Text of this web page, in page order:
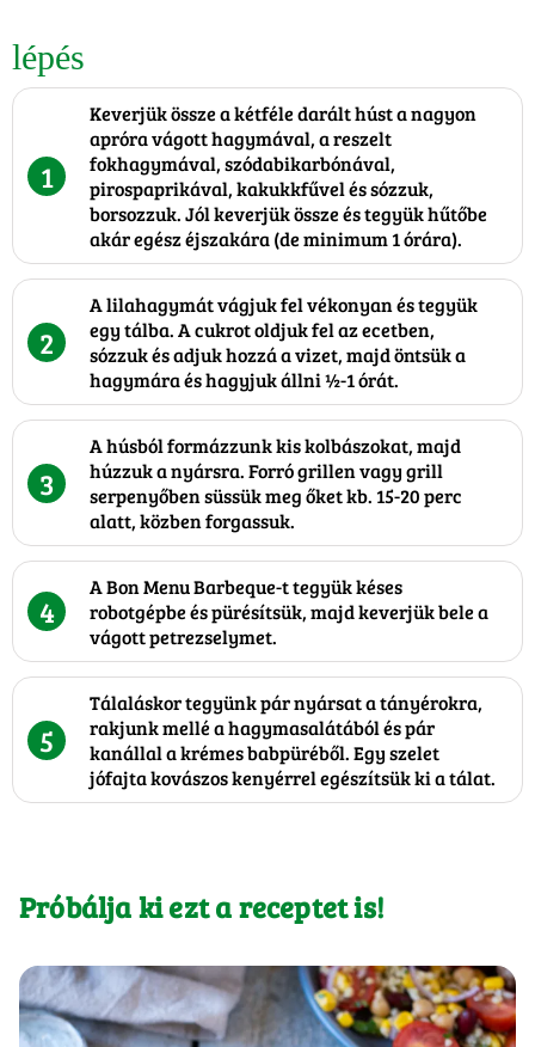
lépés
1
Keverjük össze a kétféle darált húst a nagyon
apróra vágott hagymával, a reszelt
fokhagymával, szódabikarbónával,
pirospaprikával, kakukkfűvel és sózzuk,
borsozzuk. Jól keverjük össze és tegyük hűtőbe
akár egész éjszakára (de minimum 1 órára).
2
A lilahagymát vágjuk fel vékonyan és tegyük
egy tálba. A cukrot oldjuk fel az ecetben,
sózzuk és adjuk hozzá a vizet, majd öntsük a
hagymára és hagyjuk állni ½-1 órát.
3
A húsból formázzunk kis kolbászokat, majd
húzzuk a nyársra. Forró grillen vagy grill
serpenyőben süssük meg őket kb. 15-20 perc
alatt, közben forgassuk.
4
A Bon Menu Barbeque-t tegyük késes
robotgépbe és pürésítsük, majd keverjük bele a
vágott petrezselymet.
5
Tálaláskor tegyünk pár nyársat a tányérokra,
rakjunk mellé a hagymasalátából és pár
kanállal a krémes babpüréből. Egy szelet
jófajta kovászos kenyérrel egészítsük ki a tálat.
Próbálja ki ezt a receptet is!